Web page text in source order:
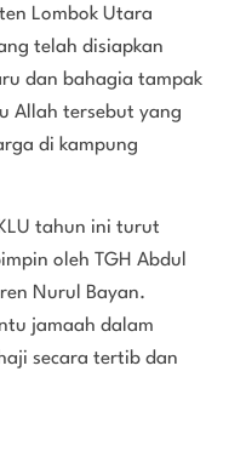
Lombok Utara
telah disiapkan
dan bahagia tampak
Allah tersebut yang
di kampung
tahun ini turut
oleh TGH Abdul
Nurul Bayan.
jamaah dalam
secara tertib dan